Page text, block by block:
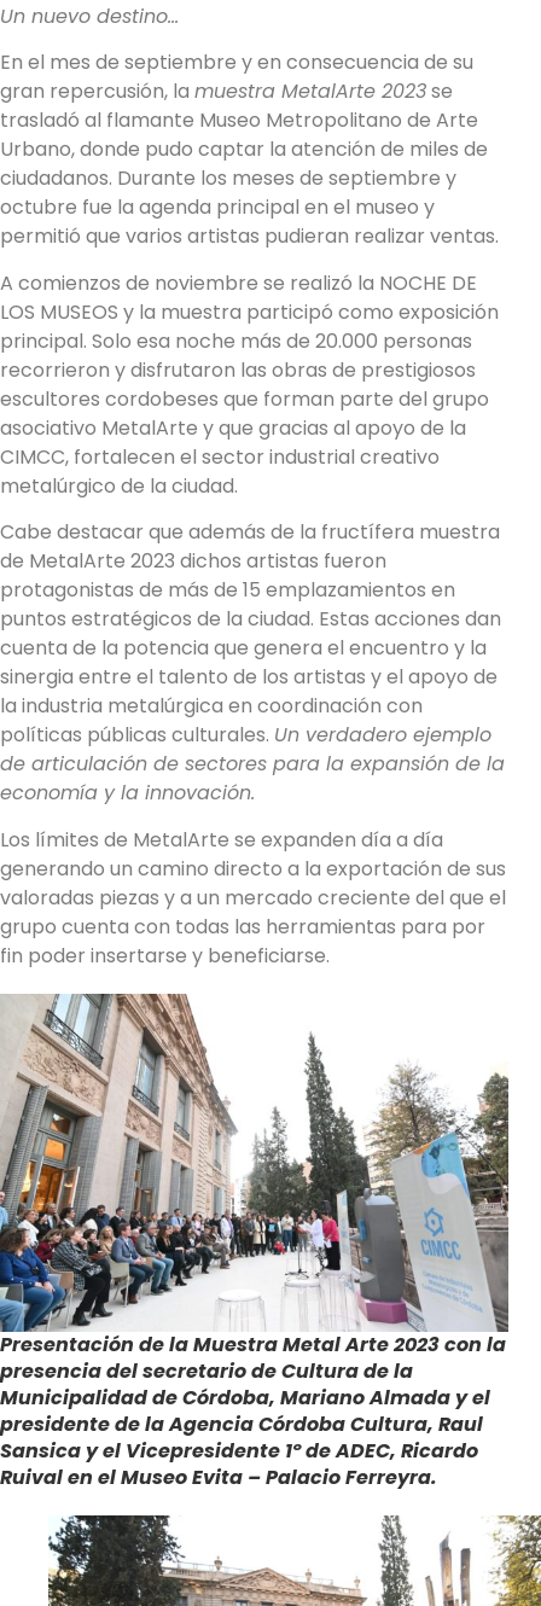
Un nuevo destino…
En el mes de septiembre y en consecuencia de su
gran repercusión, la muestra MetalArte 2023se
trasladó al flamante Museo Metropolitano de Arte
Urbano, donde pudo captar la atención de miles de
ciudadanos. Durante los meses de septiembre y
octubre fue la agenda principal en el museo y
permitió que varios artistas pudieran realizar ventas.
A comienzos de noviembre se realizó la NOCHE DE
LOS MUSEOS y la muestra participó como exposición
principal. Solo esa noche más de 20.000 personas
recorrieron y disfrutaron las obras de prestigiosos
escultores cordobeses que forman parte del grupo
asociativo MetalArte y que gracias al apoyo de la
CIMCC, fortalecen el sector industrial creativo
metalúrgico de la ciudad.
Cabe destacar que además de la fructífera muestra
de MetalArte 2023 dichos artistas fueron
protagonistas de más de 15 emplazamientos en
puntos estratégicos de la ciudad. Estas acciones dan
cuenta de la potencia que genera el encuentro y la
sinergia entre el talento de los artistas y el apoyo de
la industria metalúrgica en coordinación con
políticas públicas culturales. Un verdadero ejemplo
de articulación de sectores para la expansión de la
economía y la innovación.
Los límites de MetalArte se expanden día a día
generando un camino directo a la exportación de sus
valoradas piezas y a un mercado creciente del que el
grupo cuenta con todas las herramientas para por
fin poder insertarse y beneficiarse.
Presentación de la Muestra Metal Arte 2023 con la
presencia del secretario de Cultura de la
Municipalidad de Córdoba, Mariano Almada y el
presidente de la Agencia Córdoba Cultura, Raul
Sansica y el Vicepresidente 1º de ADEC, Ricardo
Ruival en el Museo Evita – Palacio Ferreyra.